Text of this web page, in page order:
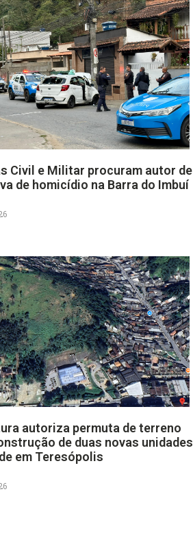
Civil e Militar procuram autor de
de homicídio na Barra do Imbuí
autoriza permuta de terreno
de duas novas unidades
em Teresópolis